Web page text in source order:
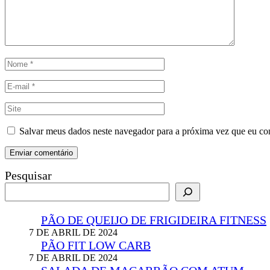
Salvar meus dados neste navegador para a próxima vez que eu
Pesquisar
PÃO DE QUEIJO DE FRIGIDEIRA FITNESS
7 DE ABRIL DE 2024
PÃO FIT LOW CARB
7 DE ABRIL DE 2024